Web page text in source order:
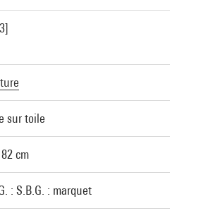
sur toile
cm
: S.B.G. : marquet